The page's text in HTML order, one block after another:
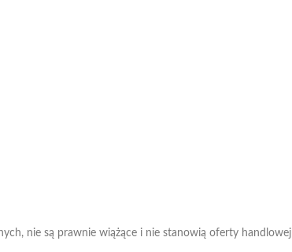
nie są prawnie wiążące i nie stanowią oferty handlowej